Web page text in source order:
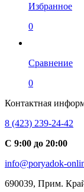
Избранное
0
Сравнение
0
Контактная
8 (423) 239-24-42
С 9:00 до 20:00
info@poryadok-
690039, Прим.